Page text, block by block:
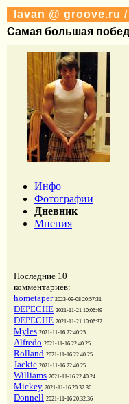
lavan @ groove.ru
Самая большая
Инфо
Фотографии
Дневник
Мнения
Последние 10
комментариев:
hometaper 2023-09-08 20:57:31
DEPECHE 2021-11-21 10:06:49
DEPECHE 2021-11-21 10:06:32
Myles 2021-11-16 22:40:25
Alfredo 2021-11-16 22:40:25
Rolland 2021-11-16 22:40:25
Jackie 2021-11-16 22:40:25
Williams 2021-11-16 22:40:24
Mickey 2021-11-16 20:32:36
Donnell 2021-11-16 20:32:36